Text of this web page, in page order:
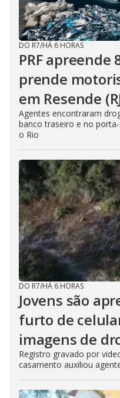
DO R7/HÁ 6 HORAS
PRF apreende
prende
em Resende
Agentes encontraram
banco traseiro e no
o Rio
DO R7/HÁ 6 HORAS
Jovens são
furto de
imagens de
Registro gravado por
casamento auxiliou